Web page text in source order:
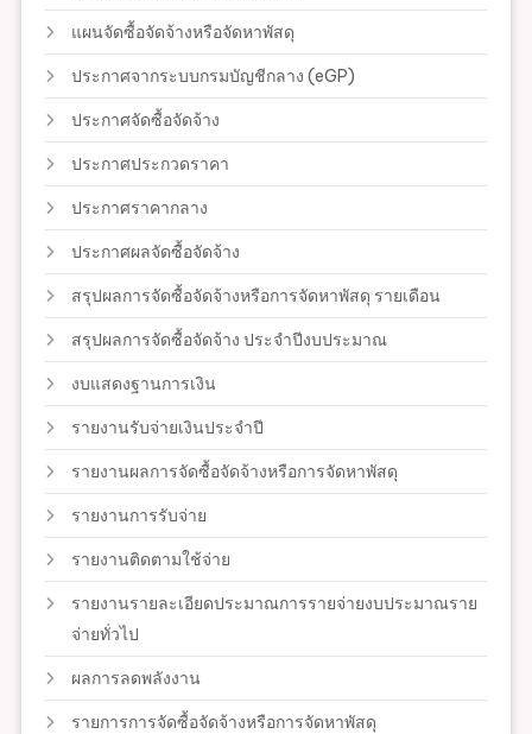
แผนจัดซื้อจัดจ้างหรือจัดหาพัสดุ
ประกาศจากระบบกรมบัญชีกลาง (eGP)
ประกาศจัดซื้อจัดจ้าง
ประกาศประกวดราคา
ประกาศราคากลาง
ประกาศผลจัดซื้อจัดจ้าง
สรุปผลการจัดซื้อจัดจ้างหรือการจัดหาพัสดุ รายเดือน
สรุปผลการจัดซื้อจัดจ้าง ประจำปีงบประมาณ
งบแสดงฐานการเงิน
รายงานรับจ่ายเงินประจำปี
รายงานผลการจัดซื้อจัดจ้างหรือการจัดหาพัสดุ
รายงานการรับจ่าย
รายงานติดตามใช้จ่าย
รายงานรายละเอียดประมาณการรายจ่ายงบประมาณราย
จ่ายทั่วไป
ผลการลดพลังงาน
รายการการจัดซื้อจัดจ้างหรือการจัดหาพัสดุ